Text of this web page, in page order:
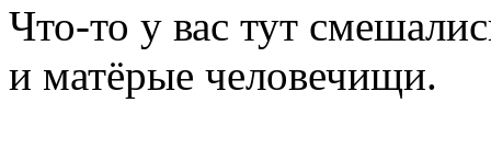
Что-то у вас тут
и матёрые человечищи.